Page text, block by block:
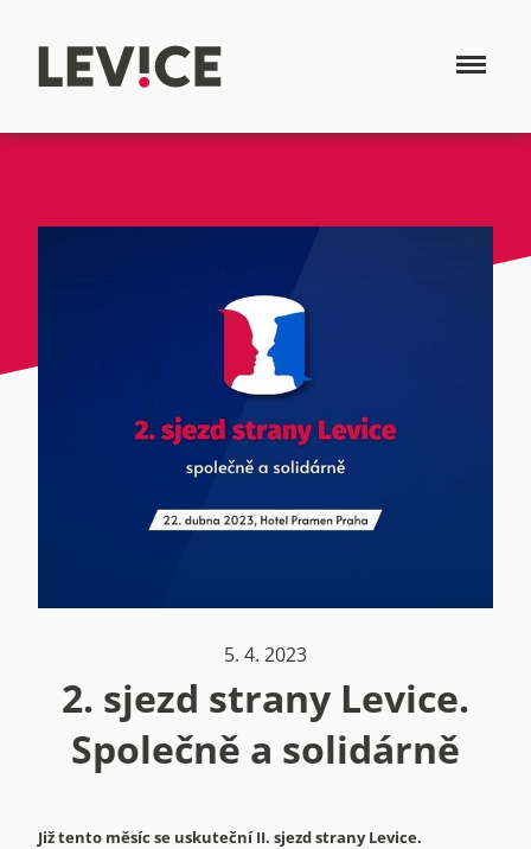
5. 4. 2023
2. sjezd strany Levice.
Společně a solidárně
Již tento měsíc se uskuteční II. sjezd strany Levice.